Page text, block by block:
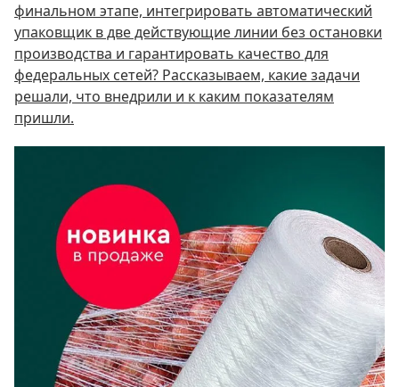
финальном этапе, интегрировать автоматический
упаковщик в две действующие линии без остановки
производства и гарантировать качество для
федеральных сетей? Рассказываем, какие задачи
решали, что внедрили и к каким показателям
пришли.